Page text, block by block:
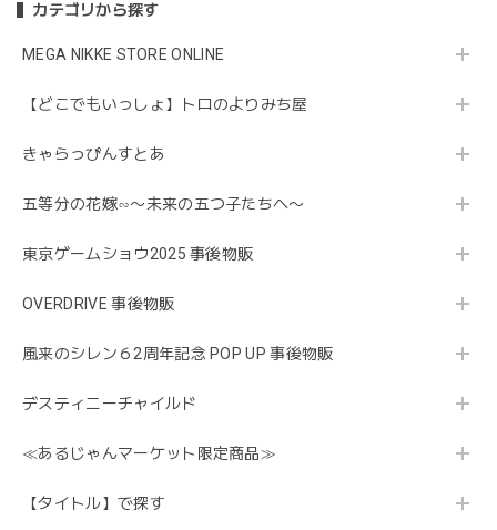
カテゴリから探す
MEGA NIKKE STORE ONLINE
【どこでもいっしょ】トロのよりみち屋
きゃらっぴんすとあ
五等分の花嫁∽〜未来の五つ子たちへ〜
東京ゲームショウ2025 事後物販
OVERDRIVE 事後物販
風来のシレン６2周年記念 POP UP 事後物販
デスティニーチャイルド
≪あるじゃんマーケット限定商品≫
【タイトル】で探す